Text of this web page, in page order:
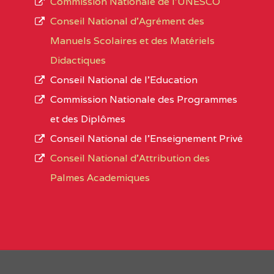
Noms
Localité
Région Noms
0CC1TEFD100484110
EXTREME-
NORD
CETIC DE BOGO
L’offre d’éducation del’Enseignement
d’immatriculation du mois de septembre
suit :
1950 établissements publics
895 CES dont 86 Bilingues
1055 Lycées dont 351 Bilingues
72 établissements avec section bilingue
1358 établissements privés
Conseil National d’Agrément des
Manuels Scolaires et des Matériels
Didactiques
Conseil National de l’Education
Commission Nationale des Programmes
et des Diplômes
Conseil National de l’Enseignement Privé
Conseil National d'Attribution des
Palmes Academiques